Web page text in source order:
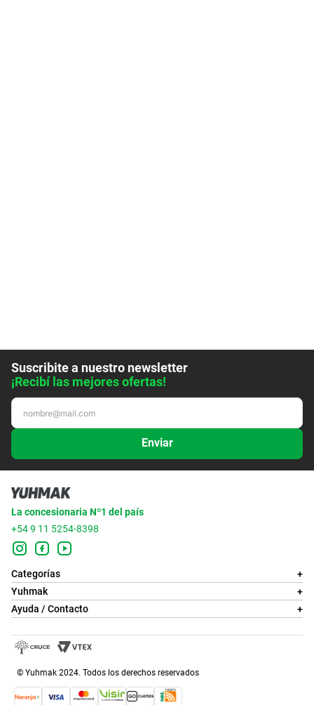
Suscribite a nuestro newsletter
¡Recibí las mejores ofertas!
Enviar
La concesionaria Nº1 del país
+54 9 11 5254-8398
Categorías
+
Yuhmak
+
Ayuda / Contacto
+
© Yuhmak 2024. Todos los derechos reservados